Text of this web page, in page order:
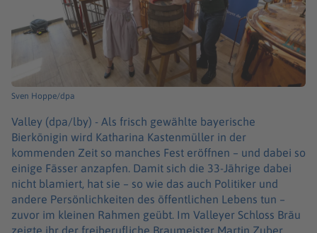
Sven Hoppe/dpa
Valley (dpa/lby) - Als frisch gewählte bayerische
Bierkönigin wird Katharina Kastenmüller in der
kommenden Zeit so manches Fest eröffnen – und dabei so
einige Fässer anzapfen. Damit sich die 33-Jährige dabei
nicht blamiert, hat sie – so wie das auch Politiker und
andere Persönlichkeiten des öffentlichen Lebens tun –
zuvor im kleinen Rahmen geübt. Im Valleyer Schloss Bräu
zeigte ihr der freiberufliche Braumeister Martin Zuber,